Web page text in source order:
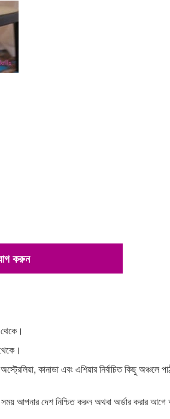
করুন
থেকে।
কানাডা এবং এশিয়ার নির্বাচিত কিছু অঞ্চলে
আপনার দেশ নিশ্চিত করুন অথবা অর্ডার করার আগে